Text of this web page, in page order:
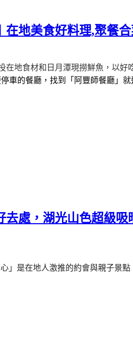
地美食好料理,聚餐合
在地食材和日月潭現撈鮮魚，以好
車的餐廳，找到「阿豐師餐廳」
處，湖光山色超級吸
」是在地人激推的約會與親子景